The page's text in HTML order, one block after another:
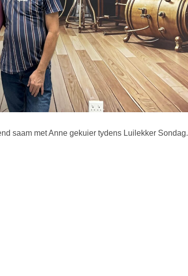
saam met Anne gekuier tydens Luilekker Sondag.